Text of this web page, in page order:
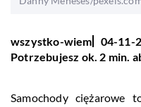
wszystko-wiem
04-11-
Potrzebujesz ok. 2 min.
Samochody ciężarowe